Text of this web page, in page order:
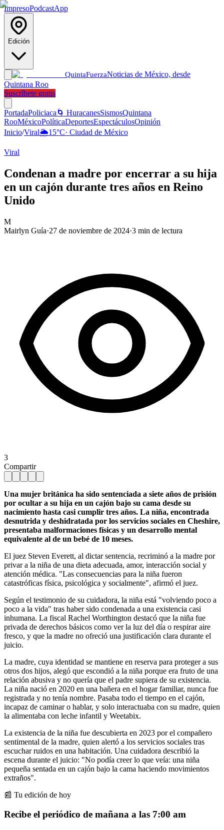
ImpresoPodcastApp
Edición
QuintaFuerzaNoticias de México, desde
Quintana Roo
Suscríbete gratis
PortadaPoliciaca 🌀 HuracanesSismosQuintana
RooMéxicoPolíticaDeportesEspectáculosOpinión
Inicio/Viral🌦️15°C· Ciudad de México
Viral
Condenan a madre por encerrar a su hija
en un cajón durante tres años en Reino
Unido
M
Mairlyn Guía·27 de noviembre de 2024·3 min de lectura
3
Compartir
Una mujer británica ha sido sentenciada a siete años de prisión
por ocultar a su hija en un cajón bajo su cama desde su
nacimiento hasta casi cumplir tres años. La niña, encontrada
desnutrida y deshidratada por los servicios sociales en Cheshire,
presentaba malformaciones físicas y un desarrollo mental
equivalente al de un bebé de 10 meses.
El juez Steven Everett, al dictar sentencia, recriminó a la madre por
privar a la niña de una dieta adecuada, amor, interacción social y
atención médica. "Las consecuencias para la niña fueron
catastróficas física, psicológica y socialmente", afirmó el juez.
Según el testimonio de su cuidadora, la niña está "volviendo poco a
poco a la vida" tras haber sido condenada a una existencia casi
inhumana. La fiscal Rachel Worthington destacó que la niña fue
privada de derechos básicos como ver la luz del día o respirar aire
fresco, y que la madre no ofreció una justificación clara durante el
juicio.
La madre, cuya identidad se mantiene en reserva para proteger a sus
otros dos hijos, alegó que escondió a la niña porque era fruto de una
relación abusiva y no quería que el padre supiera de su existencia.
La niña nació en 2020 en una bañera en el hogar familiar, nunca fue
registrada y no tenía nombre. Pasaba todo el tiempo en el cajón,
incapaz de caminar o hablar, y solo interactuaba con su madre, quien
la alimentaba con leche infantil y Weetabix.
La existencia de la niña fue descubierta en 2023 por el compañero
sentimental de la madre, quien alertó a los servicios sociales tras
escuchar ruidos en una habitación. Una cuidadora describió la
escena durante el juicio: "No podía creer lo que veía: una niña
pequeña sentada en un cajón bajo la cama haciendo movimientos
extraños".
📰 Tu edición de hoy
Recibe el periódico de mañana a las 7:00 am